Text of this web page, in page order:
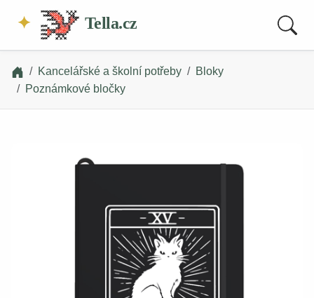
Tella.cz
Kancelářské a školní potřeby
Bloky
Poznámkové bločky